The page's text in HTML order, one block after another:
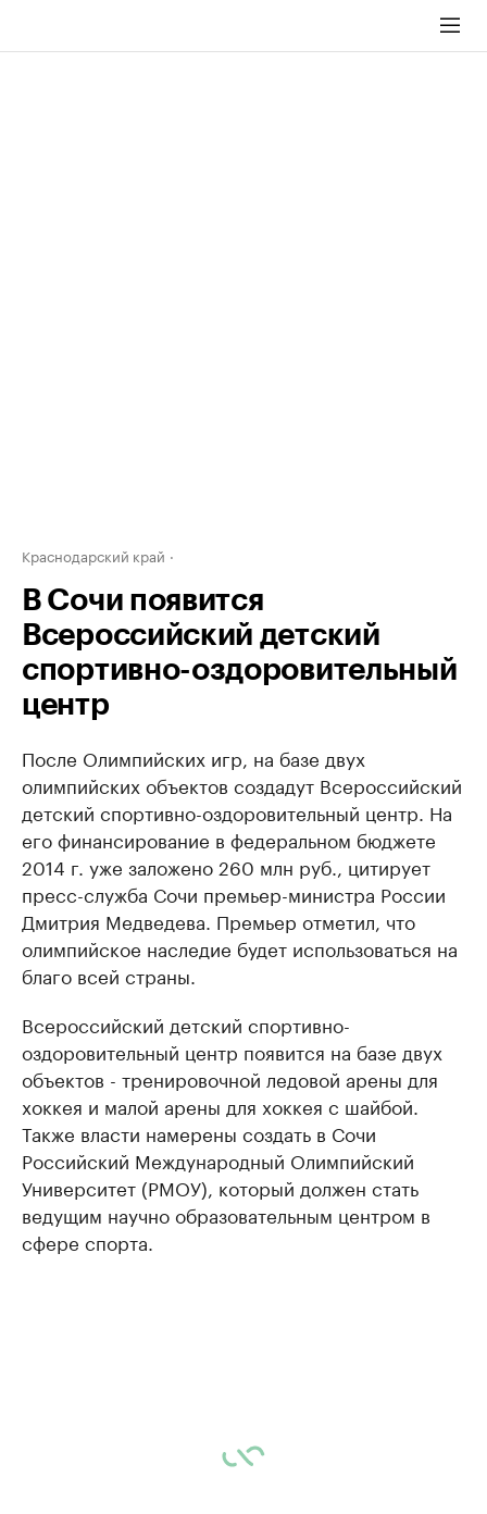
Краснодарский край
В Сочи появится
Всероссийский детский
спортивно-оздоровительный
центр
После Олимпийских игр, на базе двух
олимпийских объектов создадут Всероссийский
детский спортивно-оздоровительный центр. На
его финансирование в федеральном бюджете
2014 г. уже заложено 260 млн руб., цитирует
пресс-служба Сочи премьер-министра России
Дмитрия Медведева. Премьер отметил, что
олимпийское наследие будет использоваться на
благо всей страны.
Всероссийский детский спортивно-
оздоровительный центр появится на базе двух
объектов - тренировочной ледовой арены для
хоккея и малой арены для хоккея с шайбой.
Также власти намерены создать в Сочи
Российский Международный Олимпийский
Университет (РМОУ), который должен стать
ведущим научно образовательным центром в
сфере спорта.